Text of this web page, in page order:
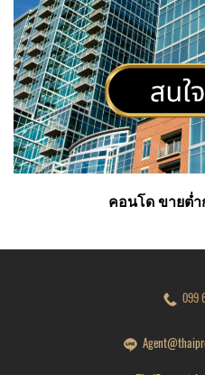
คอนโด ขายต่
099